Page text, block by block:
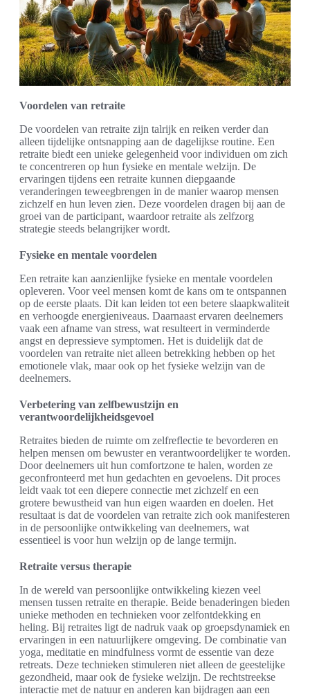
Voordelen van retraite
De voordelen van retraite zijn talrijk en reiken verder dan
alleen tijdelijke ontsnapping aan de dagelijkse routine. Een
retraite biedt een unieke gelegenheid voor individuen om zich
te concentreren op hun fysieke en mentale welzijn. De
ervaringen tijdens een retraite kunnen diepgaande
veranderingen teweegbrengen in de manier waarop mensen
zichzelf en hun leven zien. Deze voordelen dragen bij aan de
groei van de participant, waardoor retraite als zelfzorg
strategie steeds belangrijker wordt.
Fysieke en mentale voordelen
Een retraite kan aanzienlijke fysieke en mentale voordelen
opleveren. Voor veel mensen komt de kans om te ontspannen
op de eerste plaats. Dit kan leiden tot een betere slaapkwaliteit
en verhoogde energieniveaus. Daarnaast ervaren deelnemers
vaak een afname van stress, wat resulteert in verminderde
angst en depressieve symptomen. Het is duidelijk dat de
voordelen van retraite niet alleen betrekking hebben op het
emotionele vlak, maar ook op het fysieke welzijn van de
deelnemers.
Verbetering van zelfbewustzijn en
verantwoordelijkheidsgevoel
Retraites bieden de ruimte om zelfreflectie te bevorderen en
helpen mensen om bewuster en verantwoordelijker te worden.
Door deelnemers uit hun comfortzone te halen, worden ze
geconfronteerd met hun gedachten en gevoelens. Dit proces
leidt vaak tot een diepere connectie met zichzelf en een
grotere bewustheid van hun eigen waarden en doelen. Het
resultaat is dat de voordelen van retraite zich ook manifesteren
in de persoonlijke ontwikkeling van deelnemers, wat
essentieel is voor hun welzijn op de lange termijn.
Retraite versus therapie
In de wereld van persoonlijke ontwikkeling kiezen veel
mensen tussen retraite en therapie. Beide benaderingen bieden
unieke methoden en technieken voor zelfontdekking en
heling. Bij retraites ligt de nadruk vaak op groepsdynamiek en
ervaringen in een natuurlijkere omgeving. De combinatie van
yoga, meditatie en mindfulness vormt de essentie van deze
retreats. Deze technieken stimuleren niet alleen de geestelijke
gezondheid, maar ook de fysieke welzijn. De rechtstreekse
interactie met de natuur en anderen kan bijdragen aan een